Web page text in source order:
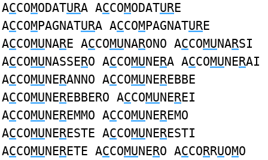
ACCOMODATURA ACCOMODATURE
ACCOMPAGNATURA ACCOMPAGNATURE
ACCOMUNARE ACCOMUNARONO ACCOMUNARSI
ACCOMUNASSERO ACCOMUNERA ACCOMUNERAI
ACCOMUNERANNO ACCOMUNEREBBE
ACCOMUNEREBBERO ACCOMUNEREI
ACCOMUNEREMMO ACCOMUNEREMO
ACCOMUNERESTE ACCOMUNERESTI
ACCOMUNERETE ACCOMUNERO ACCORRUOMO